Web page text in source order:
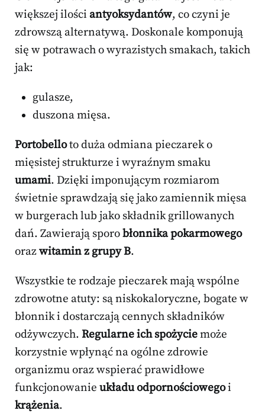
większej ilości antyoksydantów, co czyni je
zdrowszą alternatywą. Doskonale komponują
się w potrawach o wyrazistych smakach, takich
jak:
gulasze,
duszona mięsa.
Portobelloto duża odmiana pieczarek o
mięsistej strukturze i wyraźnym smaku
umami. Dzięki imponującym rozmiarom
świetnie sprawdzają się jako zamiennik mięsa
w burgerach lub jako składnik grillowanych
dań. Zawierają sporobłonnika pokarmowego
orazwitamin z grupy B.
Wszystkie te rodzaje pieczarek mają wspólne
zdrowotne atuty: są niskokaloryczne, bogate w
błonnik i dostarczają cennych składników
odżywczych. Regularne ich spożyciemoże
korzystnie wpłynąć na ogólne zdrowie
organizmu oraz wspierać prawidłowe
funkcjonowanie układu odpornościowegoi
krążenia.